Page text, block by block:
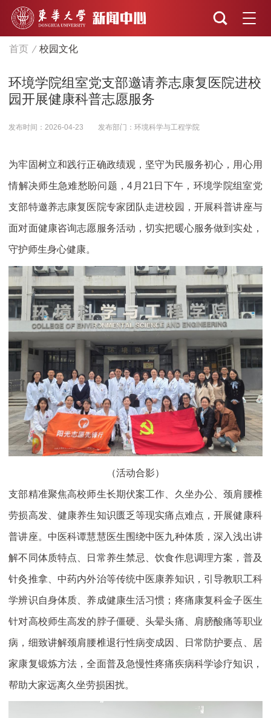
首页 校园文化
环境学院组室党支部邀请养志康复医院进校
园开展健康科普志愿服务
发布时间：2026-04-23 发布部门：环境科学与工程学院
为牢固树立和践行正确政绩观，坚守为民服务初心，用心用
情解决师生急难愁盼问题，4月21日下午，环境学院组室党
支部特邀养志康复医院专家团队走进校园，开展科普讲座与
面对面健康咨询志愿服务活动，切实把暖心服务做到实处，
守护师生身心健康。
（活动合影）
支部精准聚焦高校师生长期伏案工作、久坐办公、颈肩腰椎
劳损高发、健康养生知识匮乏等现实痛点难点，开展健康科
普讲座。中医科谭慧慧医生围绕中医九种体质，深入浅出讲
解不同体质特点、日常养生禁忌、饮食作息调理方案，普及
针灸推拿、中药内外治等传统中医康养知识，引导教职工科
学辨识自身体质、养成健康生活习惯；疼痛康复科金子医生
针对高校师生高发的脖子僵硬、头晕头痛、肩膀酸痛等职业
病，细致讲解颈肩腰椎退行性病变成因、日常防护要点、居
家康复锻炼方法，全面普及急慢性疼痛疾病科学诊疗知识，
帮助大家远离久坐劳损困扰。